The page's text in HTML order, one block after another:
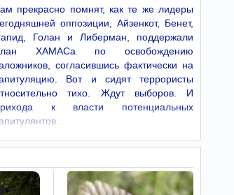
15:51
Разведка США
выяснила тайные планы
Путина
Российский диктатор не
намерен заканчивать войну
Украине, вместо этого он хочет расширить
действия.
сепаратисты угрожают
«Оставайтесь дома.
Здесь вы не будете в
прекрасно помнят, как те же лидеры
оппозиции, Айзенкот, Бенет,
Голан и Либерман, поддержали
ХАМАСа по освобождению
согласившись фактически на
Вот и сидят террористы
тихо. Ждут выборов. И
к власти потенциальных